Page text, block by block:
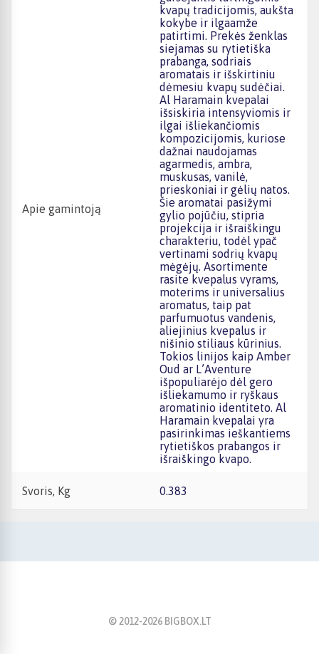
Apie gamintoją
kvapų tradicijomis, aukšta
kokybe ir ilgaamže
patirtimi. Prekės ženklas
siejamas su rytietiška
prabanga, sodriais
aromatais ir išskirtiniu
dėmesiu kvapų sudėčiai.
Al Haramain kvepalai
išsiskiria intensyviomis ir
ilgai išliekančiomis
kompozicijomis, kuriose
dažnai naudojamas
agarmedis, ambra,
muskusas, vanilė,
prieskoniai ir gėlių natos.
Šie aromatai pasižymi
gylio pojūčiu, stipria
projekcija ir išraiškingu
charakteriu, todėl ypač
vertinami sodrių kvapų
mėgėjų. Asortimente
rasite kvepalus vyrams,
moterims ir universalius
aromatus, taip pat
parfumuotus vandenis,
aliejinius kvepalus ir
nišinio stiliaus kūrinius.
Tokios linijos kaip Amber
Oud ar L’Aventure
išpopuliarėjo dėl gero
išliekamumo ir ryškaus
aromatinio identiteto. Al
Haramain kvepalai yra
pasirinkimas ieškantiems
rytietiškos prabangos ir
išraiškingo kvapo.
Svoris, Kg 0.383
© 2012-2026BIGBOX.LT